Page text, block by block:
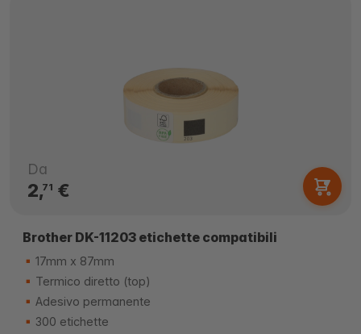
Da
2,71 €
Brother DK-11203 etichette compatibili
17mm x 87mm
Termico diretto (top)
Adesivo permanente
300 etichette